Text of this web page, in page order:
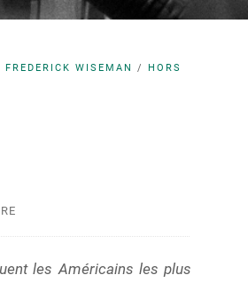
FREDERICK WISEMAN / HORS
les Américains les plus